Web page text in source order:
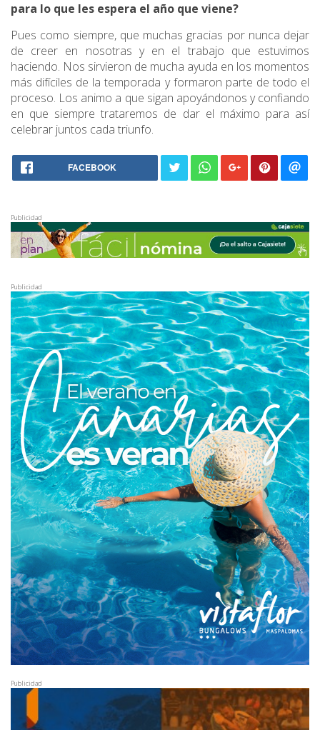
para lo que les espera el año que viene?
Pues como siempre, que muchas gracias por nunca dejar
de creer en nosotras y en el trabajo que estuvimos
haciendo. Nos sirvieron de mucha ayuda en los momentos
más difíciles de la temporada y formaron parte de todo el
proceso. Los animo a que sigan apoyándonos y confiando
en que siempre trataremos de dar el máximo para así
celebrar juntos cada triunfo.
FACEBOOK
Publicidad
Publicidad
Publicidad